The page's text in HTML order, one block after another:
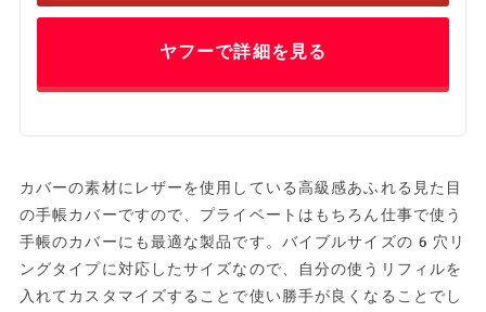
ヤフーで詳細を見る
カバーの素材にレザーを使用している高級感あふれる見た目
の手帳カバーですので、プライベートはもちろん仕事で使う
手帳のカバーにも最適な製品です。バイブルサイズの6穴リ
ングタイプに対応したサイズなので、自分の使うリフィルを
入れてカスタマイズすることで使い勝手が良くなることでし